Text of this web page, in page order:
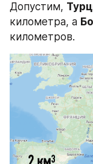
Допустим,
километра, а
километров.